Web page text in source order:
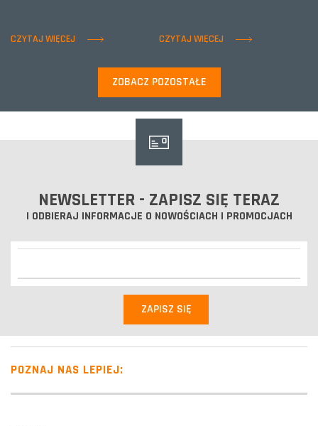
CZYTAJ WIĘCEJ CZYTAJ WIĘCEJ
ZOBACZ POZOSTAŁE
NEWSLETTER - ZAPISZ SIĘ TERAZ
I ODBIERAJ INFORMACJE O NOWOŚCIACH I PROMOCJACH
POZNAJ NAS LEPIEJ: